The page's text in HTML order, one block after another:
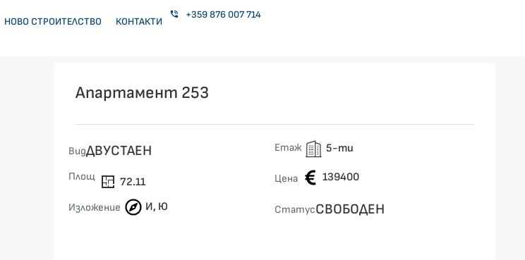
НОВО СТРОИТЕЛСТВО КОНТАКТИ
+359 876 007 714
Апартамент 253
ВидДВУСТАЕН Етаж 5-ти
Площ 72.11 Цена 139400
Изложение И, Ю СтатусСВОБОДЕН